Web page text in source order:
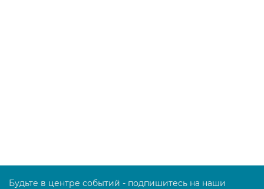
Будьте в центре событий - подпишитесь на наши